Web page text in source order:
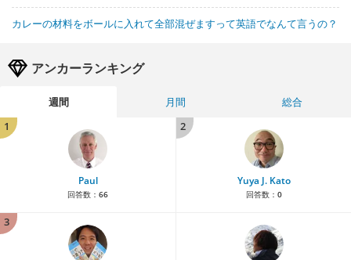
カレーの材料をボールに入れて全部混ぜますって英語でなんて言うの？
アンカーランキング
週間 月間
総合
1
Paul
回答数： 66
2
Yuya J. Kato
回答数： 0
3